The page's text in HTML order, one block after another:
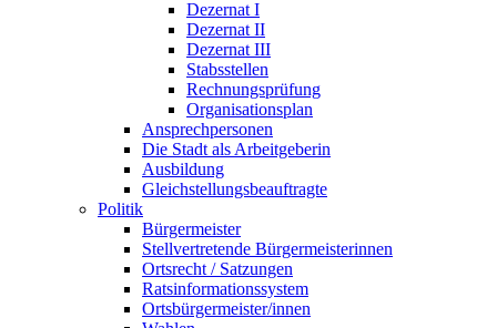
Dezernat I
Dezernat II
Dezernat III
Stabsstellen
Rechnungsprüfung
Organisationsplan
Ansprechpersonen
Die Stadt als Arbeitgeberin
Ausbildung
Gleichstellungsbeauftragte
Politik
Bürgermeister
Stellvertretende Bürgermeisterinnen
Ortsrecht / Satzungen
Ratsinformationssystem
Ortsbürgermeister/innen